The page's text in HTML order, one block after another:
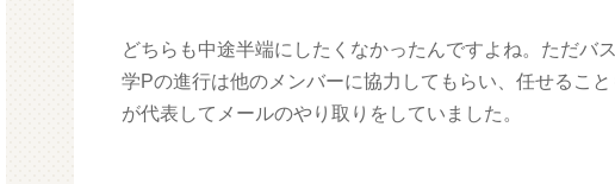
どちらも中途半端にしたくなかったんですよね。ただバ
学Pの進行は他のメンバーに協力してもらい、任せるこ
が代表してメールのやり取りをしていました。